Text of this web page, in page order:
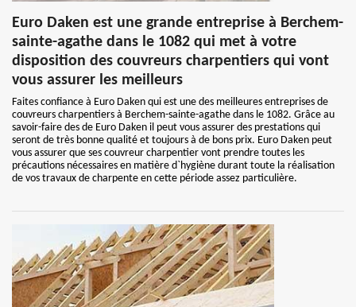
Euro Daken est une grande entreprise à Berchem-
sainte-agathe dans le 1082 qui met à votre
disposition des couvreurs charpentiers qui vont
vous assurer les meilleurs
Faites confiance à Euro Daken qui est une des meilleures entreprises de
couvreurs charpentiers à Berchem-sainte-agathe dans le 1082. Grâce au
savoir-faire des de Euro Daken il peut vous assurer des prestations qui
seront de très bonne qualité et toujours à de bons prix. Euro Daken peut
vous assurer que ses couvreur charpentier vont prendre toutes les
précautions nécessaires en matière d`hygiène durant toute la réalisation
de vos travaux de charpente en cette période assez particulière.